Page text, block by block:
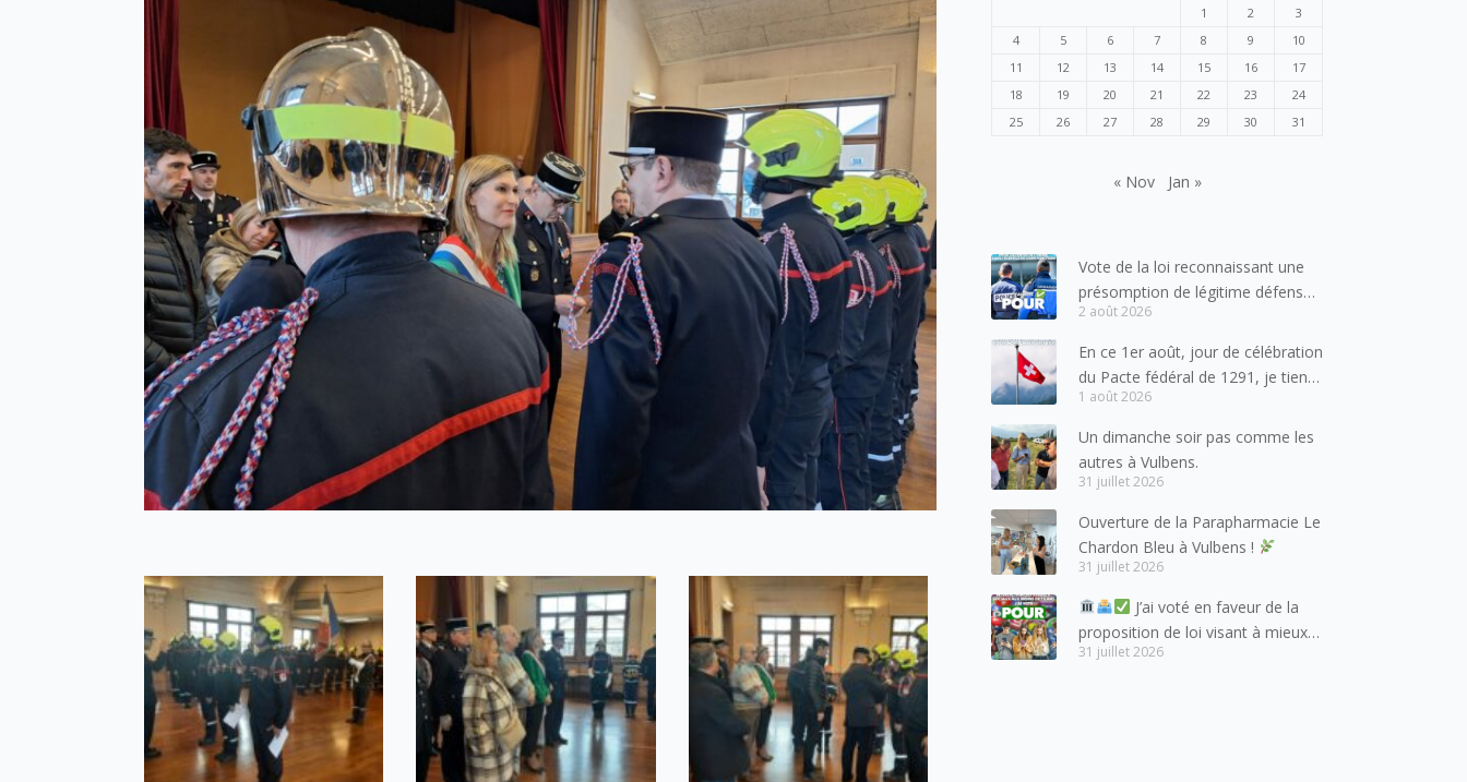
1 2
3
4
5 6 7 8 9
10
11
12 13 14 15 16
17
18
19 20 21 22 23
24
25
26 27 28 29 30 31
« Nov Jan »
Vote de la loi reconnaissant une
présomption de légitime défense
pour les forces de l’ordre
2 août 2026
En ce 1er août, jour de célébration
du Pacte fédéral de 1291, je tiens
à adresser mes meilleures
salutations à nos voisins et amis
suisses, et plus particulièrement
aux habitants du bassin genevois
lesquels la Haute-Savoie
entretient des liens étroits et
quotidiens.
1 août 2026
Un dimanche soir pas comme les
autres à Vulbens.
31 juillet 2026
Ouverture de la Parapharmacie Le
Chardon Bleu à Vulbens !
31 juillet 2026
J’ai voté en faveur de la
proposition de loi visant à mieux
protéger les mineurs des risques
31 juillet 2026